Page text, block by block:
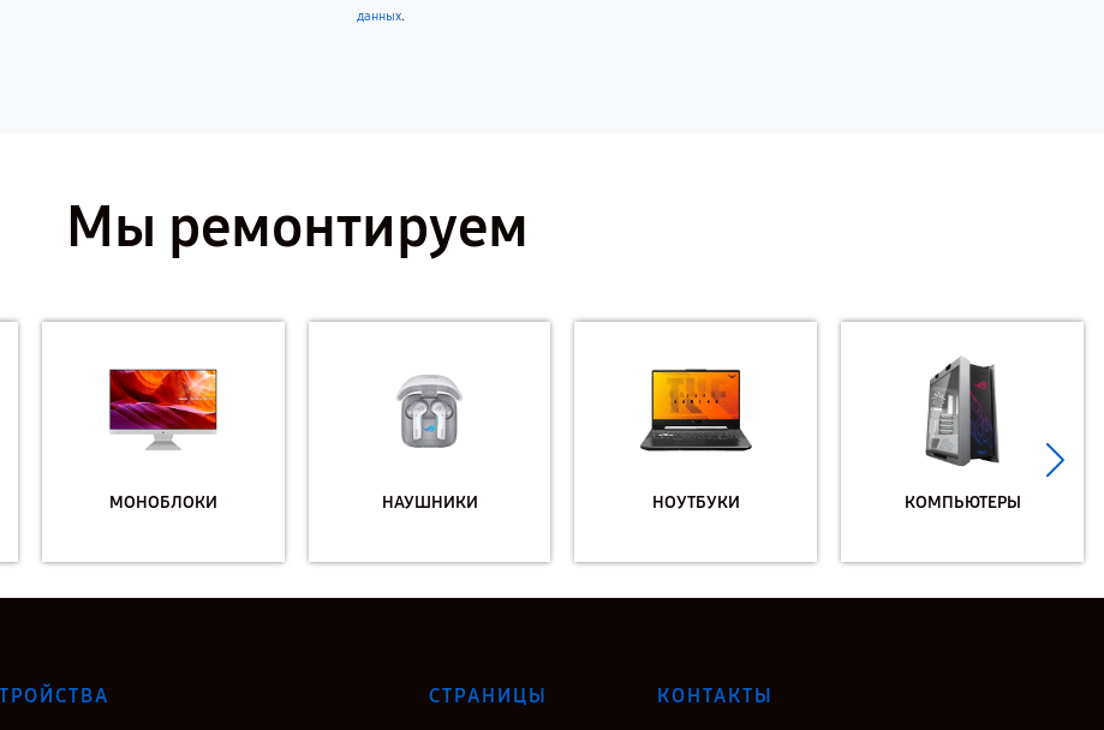
данных.
Мы ремонтируем
МОНОБЛОКИ НАУШНИКИ НОУТБУКИ КОМПЬЮТЕРЫ
СТРАНИЦЫ КОНТАКТЫ